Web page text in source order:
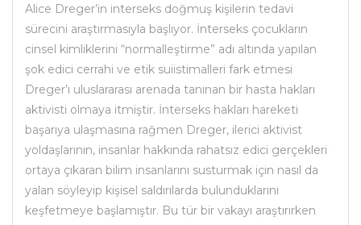
Alice Dreger’in interseks doğmuş kişilerin tedavi
sürecini araştırmasıyla başlıyor. İnterseks çocukların
cinsel kimliklerini “normalleştirme” adı altında yapılan
şok edici cerrahi ve etik suiistimalleri fark etmesi
Dreger’ı uluslararası arenada tanınan bir hasta hakları
aktivisti olmaya itmiştir. İnterseks hakları hareketi
başarıya ulaşmasına rağmen Dreger, ilerici aktivist
yoldaşlarının, insanlar hakkında rahatsız edici gerçekleri
ortaya çıkaran bilim insanlarını susturmak için nasıl da
yalan söyleyip kişisel saldırılarda bulunduklarını
keşfetmeye başlamıştır. Bu tür bir vakayı araştırırken